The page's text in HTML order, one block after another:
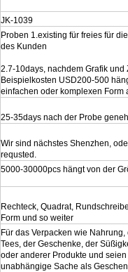
JK-1039
Proben 1.existing für freies für
des Kunden
2.7-10days, nachdem Grafik und
Beispielkosten USD200-500
einfachen oder komplexen Form
25-35days nach der Probe
Wir sind nächstes Shenzhen,
requsted.
5000-30000pcs hängt von der
Rechteck, Quadrat,
Form und so weiter
Für das Verpacken wie Nahrung,
Tees, der Geschenke, der
oder anderer Produkte und
unabhängige Sache als